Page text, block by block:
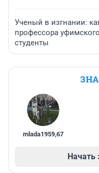
Ученый в изгнании:
профессора
студенты
mlada1959,67
Начать